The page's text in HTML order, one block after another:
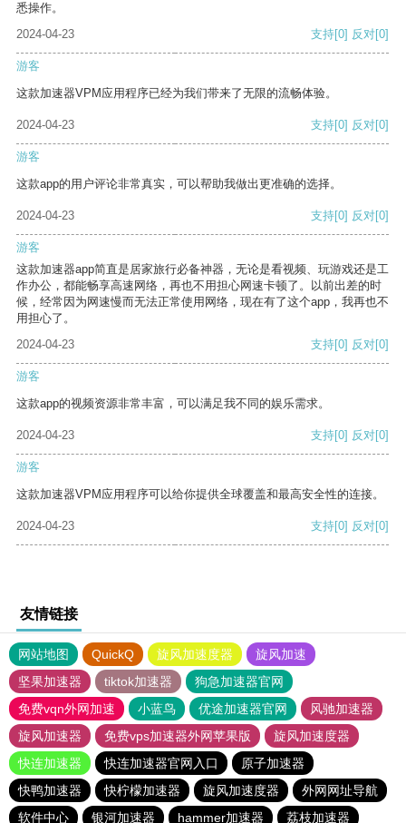
悉操作。
2024-04-23
支持[0] 反对[0]
游客
这款加速器VPM应用程序已经为我们带来了无限的流畅体验。
2024-04-23 支持[0] 反对[0]
游客
这款app的用户评论非常真实，可以帮助我做出更准确的选择。
2024-04-23 支持[0] 反对[0]
游客
这款加速器app简直是居家旅行必备神器，无论是看视频、玩游戏还是工
作办公，都能畅享高速网络，再也不用担心网速卡顿了。以前出差的时
候，经常因为网速慢而无法正常使用网络，现在有了这个app，我再也不
用担心了。
2024-04-23
支持[0] 反对[0]
游客
这款app的视频资源非常丰富，可以满足我不同的娱乐需求。
2024-04-23 支持[0] 反对[0]
游客
这款加速器VPM应用程序可以给你提供全球覆盖和最高安全性的连接。
2024-04-23 支持[0] 反对[0]
友情链接
网站地图 QuickQ 旋风加速度器
旋风加速
坚果加速器
tiktok加速器
狗急加速器官网
免费vqn外网加速
小蓝鸟 优途加速器官网
风驰加速器
旋风加速器
免费vps加速器外网苹果版
旋风加速度器
快连加速器
快连加速器官网入口
原子加速器
快鸭加速器
快柠檬加速器 旋风加速度器
外网网址导航
软件中心
银河加速器 hammer加速器 荔枝加速器